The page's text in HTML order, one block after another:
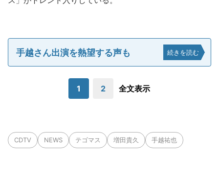
手越さん出演を熱望する声も 続きを読む
1 2 全文表示
CDTV NEWS テゴマス 増田貴久 手越祐也